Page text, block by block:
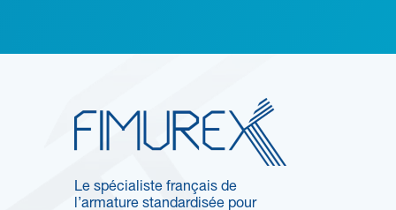
Le spécialiste français de
l’armature standardisée pour